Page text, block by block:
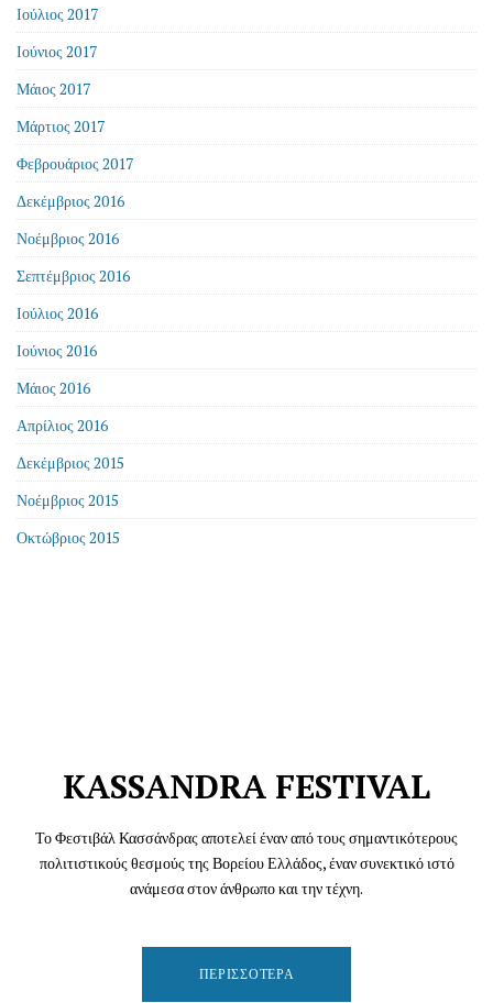
Ιούλιος 2017
Ιούνιος 2017
Μάιος 2017
Μάρτιος 2017
Φεβρουάριος 2017
Δεκέμβριος 2016
Νοέμβριος 2016
Σεπτέμβριος 2016
Ιούλιος 2016
Ιούνιος 2016
Μάιος 2016
Απρίλιος 2016
Δεκέμβριος 2015
Νοέμβριος 2015
Οκτώβριος 2015
KASSANDRA FESTIVAL
Το Φεστιβάλ Κασσάνδρας αποτελεί έναν από τους σημαντικότερους
πολιτιστικούς θεσμούς της Βορείου Ελλάδος, έναν συνεκτικό ιστό
ανάμεσα στον άνθρωπο και την τέχνη.
ΠΕΡΙΣΣΌΤΕΡΑ